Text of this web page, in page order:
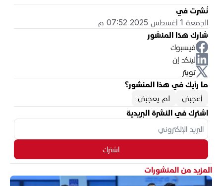
نُشرت في
الجمعة 1 أغسطس 2025 07:52 م
شارك هذا المنشور
فيسبوك
لينكد إن
تويتر
ما رأيك في هذا المنشور؟
أعجبني
لم يعجبني
اشترك في النشرة البريدية
اشترك
المزيد من المنشورات